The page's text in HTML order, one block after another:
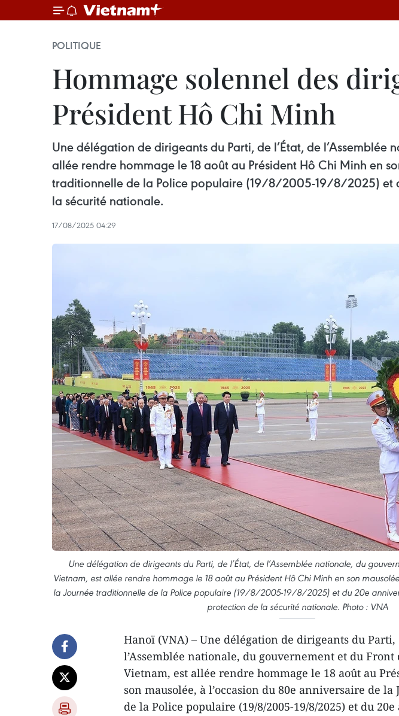
POLITIQUE
Hommage solennel des
Président Hô Chi Minh
Une délégation de dirigeants du Parti, de l’État, de
allée rendre hommage le 18 août au Président Hô Chi Minh en
traditionnelle de la Police populaire (19/8/2005-19/8/2025) et
la sécurité nationale.
17/08/2025 04:29
Une délégation de dirigeants du Parti, de l’État, de l’Assemblée nationale, du
Vietnam, est allée rendre hommage le 18 août au Président Hô Chi Minh en son
la Journée traditionnelle de la Police populaire (19/8/2005-19/8/2025) et du 20e
protection de la sécurité nationale. Photo : VNA
Hanoï (VNA) – Une délégation de dirigeants du Parti,
l’Assemblée nationale, du gouvernement et du Front
Vietnam, est allée rendre hommage le 18 août au
son mausolée, à l’occasion du 80e anniversaire de
de la Police populaire (19/8/2005-19/8/2025) et du